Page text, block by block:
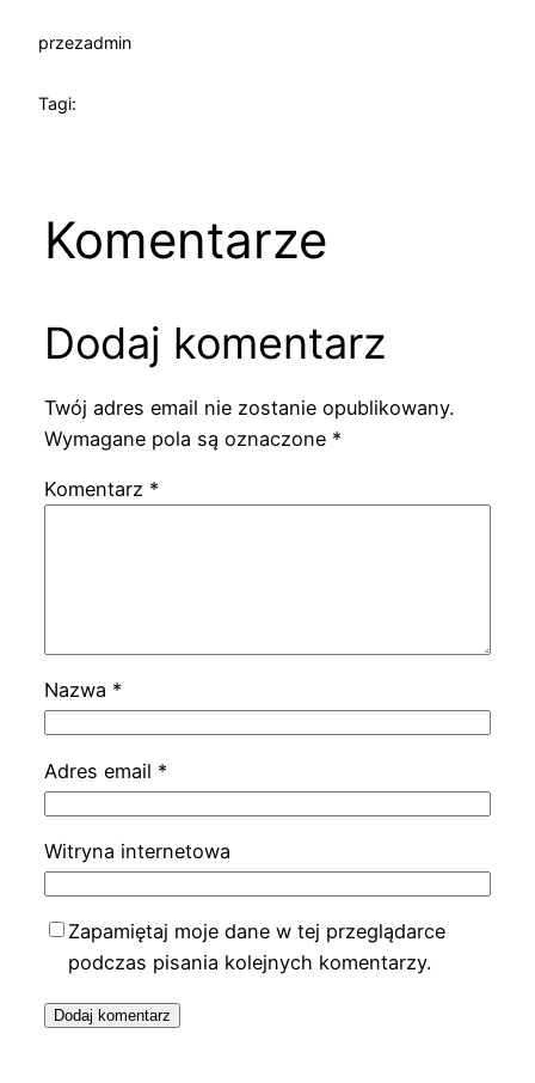
przezadmin
Tagi:
Komentarze
Dodaj komentarz
Twój adres email nie zostanie opublikowany.
Wymagane pola są oznaczone *
Komentarz *
Nazwa *
Adres email *
Witryna internetowa
Zapamiętaj moje dane w tej przeglądarce
podczas pisania kolejnych komentarzy.